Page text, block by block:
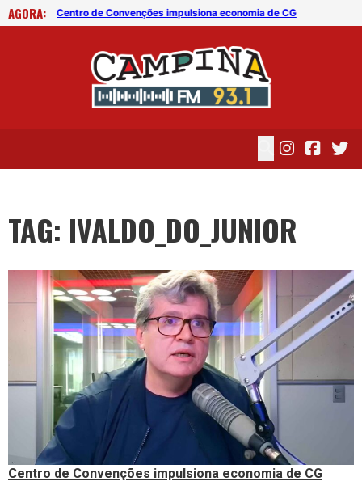
AGORA: Centro de Convenções impulsiona economia de CG
TAG: IVALDO_DO_JUNIOR
Centro de Convenções impulsiona economia de CG